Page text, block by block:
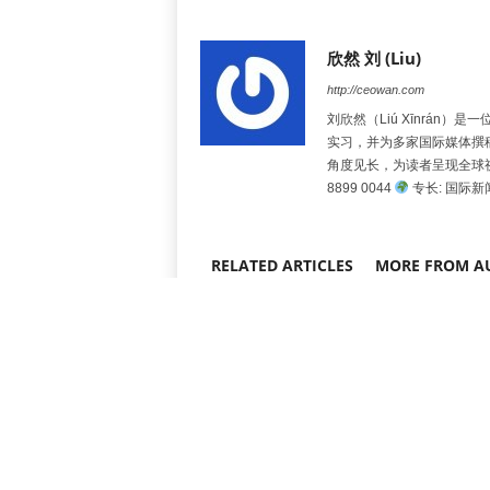
欣然 刘 (Liu)
http://ceowan.com
刘欣然（Liú Xīnrán）是一
实习，并为多家国际媒体
角度见长，为读者呈现全
8899 0044
专长: 国际新
RELATED ARTICLES MORE FROM